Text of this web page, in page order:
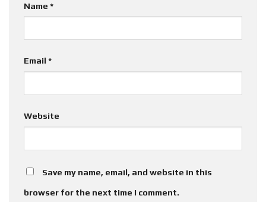
Name *
Email *
Website
Save my name, email, and website in this
browser for the next time I comment.